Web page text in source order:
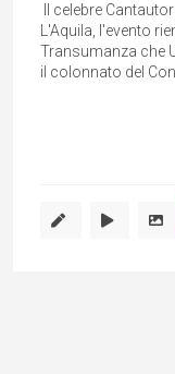
Il celebre
L'Aquila, l'evento
Transumanza che
il colonnato del